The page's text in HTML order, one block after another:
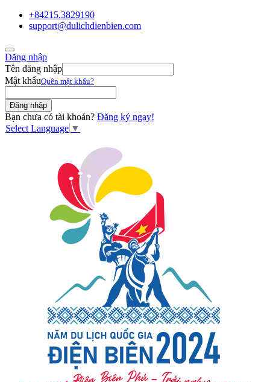
+84215.3829190
support@dulichdienbien.com
Đăng nhập
Tên đăng nhập
Mật khẩuQuên mật khẩu?
Bạn chưa có tài khoản? Đăng ký ngay!
Select Language ▼